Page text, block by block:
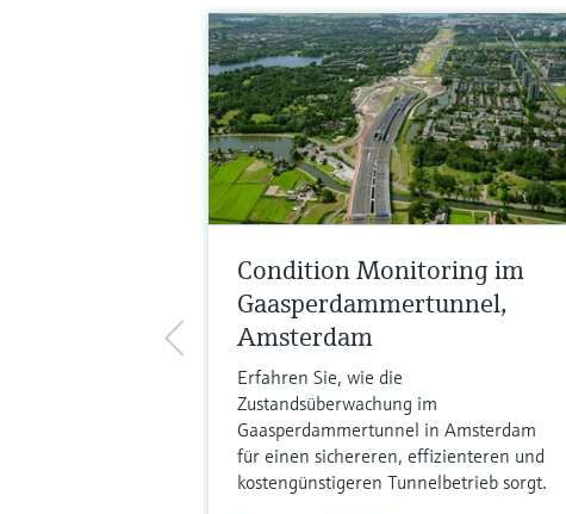
Condition Monitoring im
Gaasperdammertunnel,
Amsterdam
Erfahren Sie, wie die
Zustandsüberwachung im
Gaasperdammertunnel in Amsterdam
für einen sichereren, effizienteren und
kostengünstigeren Tunnelbetrieb sorgt.